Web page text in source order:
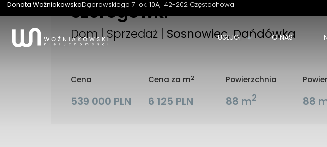
Donata WoźniakowskaDąbrowskiego 7 lok. 10A 42-202 Częstochowa
USŁUGI O NAS
szeregówki
Dom | Sprzedaż | Sosnowiec, Dańdówka
Cena
539 000 PLN
Cena za m2
6 125 PLN
Powierzchnia
88 m2 88